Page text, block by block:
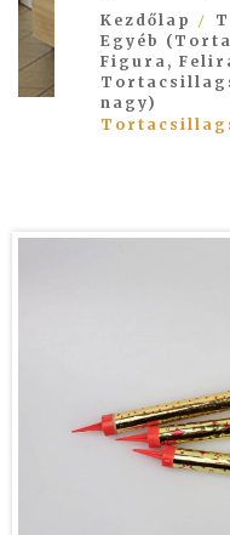
Kezdőlap
Egyéb
Figura,
nagy)